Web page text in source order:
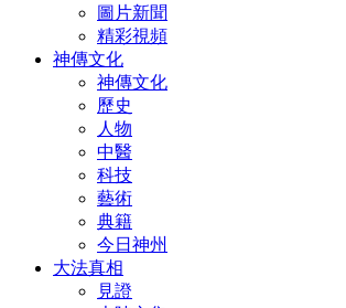
圖片新聞
精彩視頻
神傳文化
神傳文化
歷史
人物
中醫
科技
藝術
典籍
今日神州
大法真相
見證